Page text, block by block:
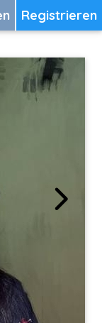
Registrieren